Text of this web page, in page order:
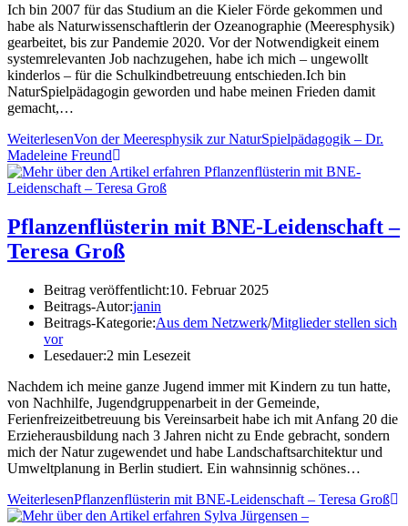
Ich bin 2007 für das Studium an die Kieler Förde gekommen und
habe als Naturwissenschaftlerin der Ozeanographie (Meeresphysik)
gearbeitet, bis zur Pandemie 2020. Vor der Notwendigkeit einem
systemrelevanten Job nachzugehen, habe ich mich – ungewollt
kinderlos – für die Schulkindbetreuung entschieden.Ich bin
NaturSpielpädagogin geworden und habe meinen Frieden damit
gemacht,…
WeiterlesenVon der Meeresphysik zur NaturSpielpädagogik – Dr.
Madeleine Freund
Pflanzenflüsterin mit BNE-Leidenschaft –
Teresa Groß
Beitrag veröffentlicht:10. Februar 2025
Beitrags-Autor:janin
Beitrags-Kategorie:Aus dem Netzwerk/Mitglieder stellen sich
vor
Lesedauer:2 min Lesezeit
Nachdem ich meine ganze Jugend immer mit Kindern zu tun hatte,
von Nachhilfe, Jugendgruppenarbeit in der Gemeinde,
Ferienfreizeitbetreuung bis Vereinsarbeit habe ich mit Anfang 20 die
Erzieherausbildung nach 3 Jahren nicht zu Ende gebracht, sondern
mich der Natur zugewendet und habe Landschaftsarchitektur und
Umweltplanung in Berlin studiert. Ein wahnsinnig schönes…
WeiterlesenPflanzenflüsterin mit BNE-Leidenschaft – Teresa Groß